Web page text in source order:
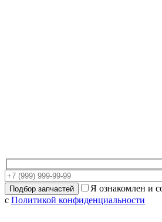
Я ознакомлен и
с Политикой конфиденциальности